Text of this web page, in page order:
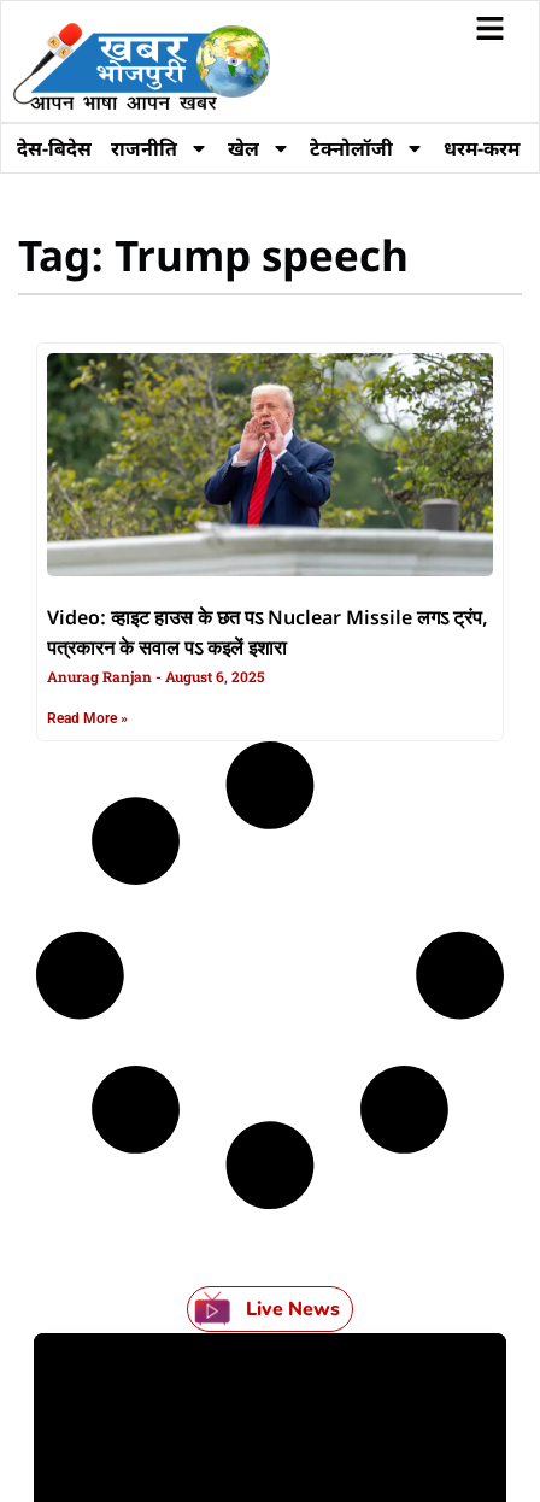
देस-बिदेस राजनीति खेल टेक्नोलॉजी धरम-करम
Tag: Trump speech
Video: व्हाइट हाउस के छत पऽ Nuclear Missile लगऽ ट्रंप,
पत्रकारन के सवाल पऽ कइलें इशारा
Anurag Ranjan August 6, 2025
Read More »
Live News